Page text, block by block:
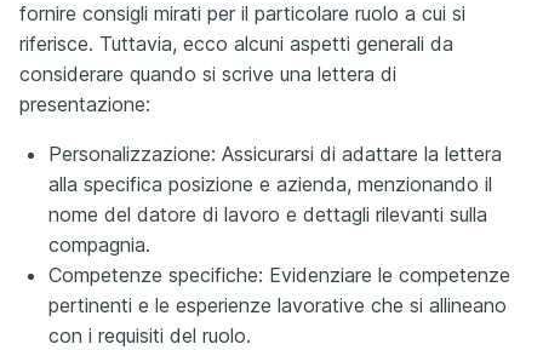
fornire consigli mirati per il particolare ruolo a cui si
riferisce. Tuttavia, ecco alcuni aspetti generali da
considerare quando si scrive una lettera di
presentazione:
Personalizzazione: Assicurarsi di adattare la lettera
alla specifica posizione e azienda, menzionando il
nome del datore di lavoro e dettagli rilevanti sulla
compagnia.
Competenze specifiche: Evidenziare le competenze
pertinenti e le esperienze lavorative che si allineano
con i requisiti del ruolo.